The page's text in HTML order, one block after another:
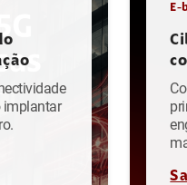
implantar
E-